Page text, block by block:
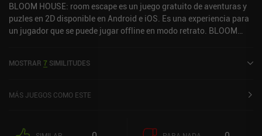
BLOOM HOUSE: room escape es un juego gratuito de aventuras y
puzles en 2D disponible en Android e iOS. Es una experiencia para
un jugador que se puede jugar offline en modo retrato. BLOOM
en la App Store de iOS.
MOSTRAR 7 SIMILITUDES
MÁS JUEGOS COMO ESTE